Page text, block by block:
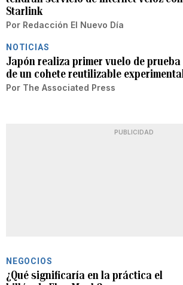
Starlink
Por Redacción El Nuevo Día
NOTICIAS
Japón realiza primer vuelo de prueba
de un cohete reutilizable experimental
Por The Associated Press
PUBLICIDAD
NEGOCIOS
¿Qué significaría en la práctica el